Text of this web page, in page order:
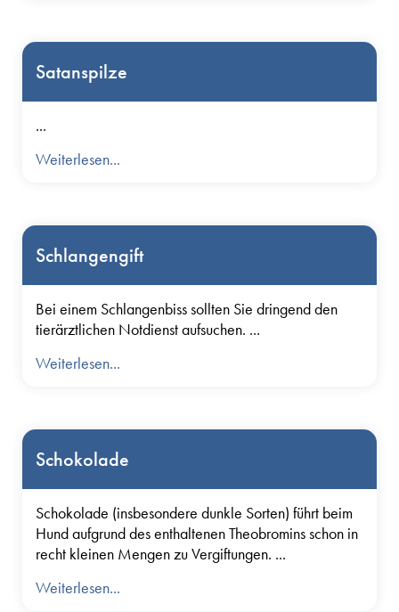
Satanspilze
...
Weiterlesen...
Schlangengift
Bei einem Schlangenbiss sollten Sie dringend den
tierärztlichen Notdienst aufsuchen. ...
Weiterlesen...
Schokolade
Schokolade (insbesondere dunkle Sorten) führt beim
Hund aufgrund des enthaltenen Theobromins schon in
recht kleinen Mengen zu Vergiftungen. ...
Weiterlesen...